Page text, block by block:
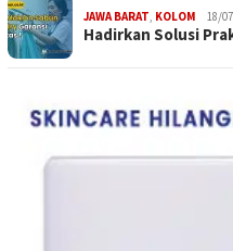
JAWA BARAT, KOLOM 18/
Hadirkan Solusi